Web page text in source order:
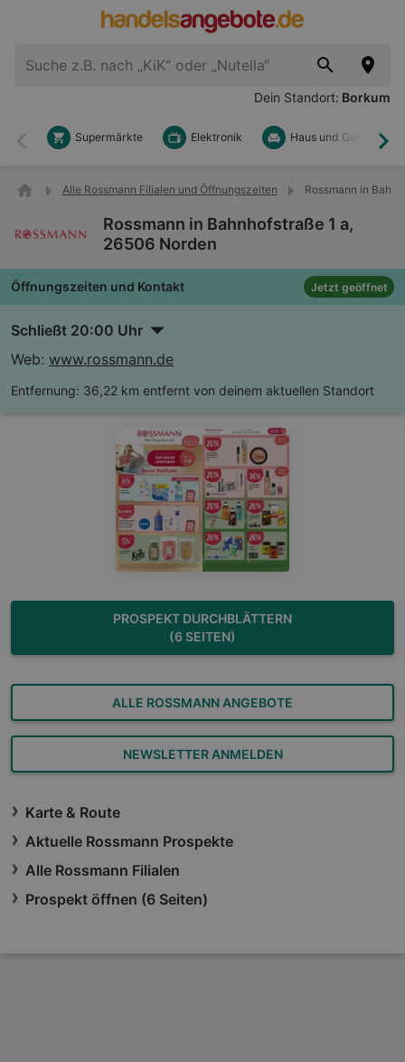
Dein Standort: Borkum
Zurück
Supermärkte Elektronik Haus und Garten
Alle Rossmann Filialen und Öffnungszeiten Rossmann in
Rossmann in Bahnhofstraße 1 a,
26506 Norden
Öffnungszeiten und Kontakt Jetzt geöffnet
Schließt 20:00 Uhr
Web: www.rossmann.de
Entfernung: 36,22 km entfernt von deinem aktuellen Standort
PROSPEKT DURCHBLÄTTERN
(6 SEITEN)
ALLE ROSSMANN ANGEBOTE
NEWSLETTER ANMELDEN
Karte & Route
Aktuelle Rossmann Prospekte
Alle Rossmann Filialen
Prospekt öffnen (6 Seiten)